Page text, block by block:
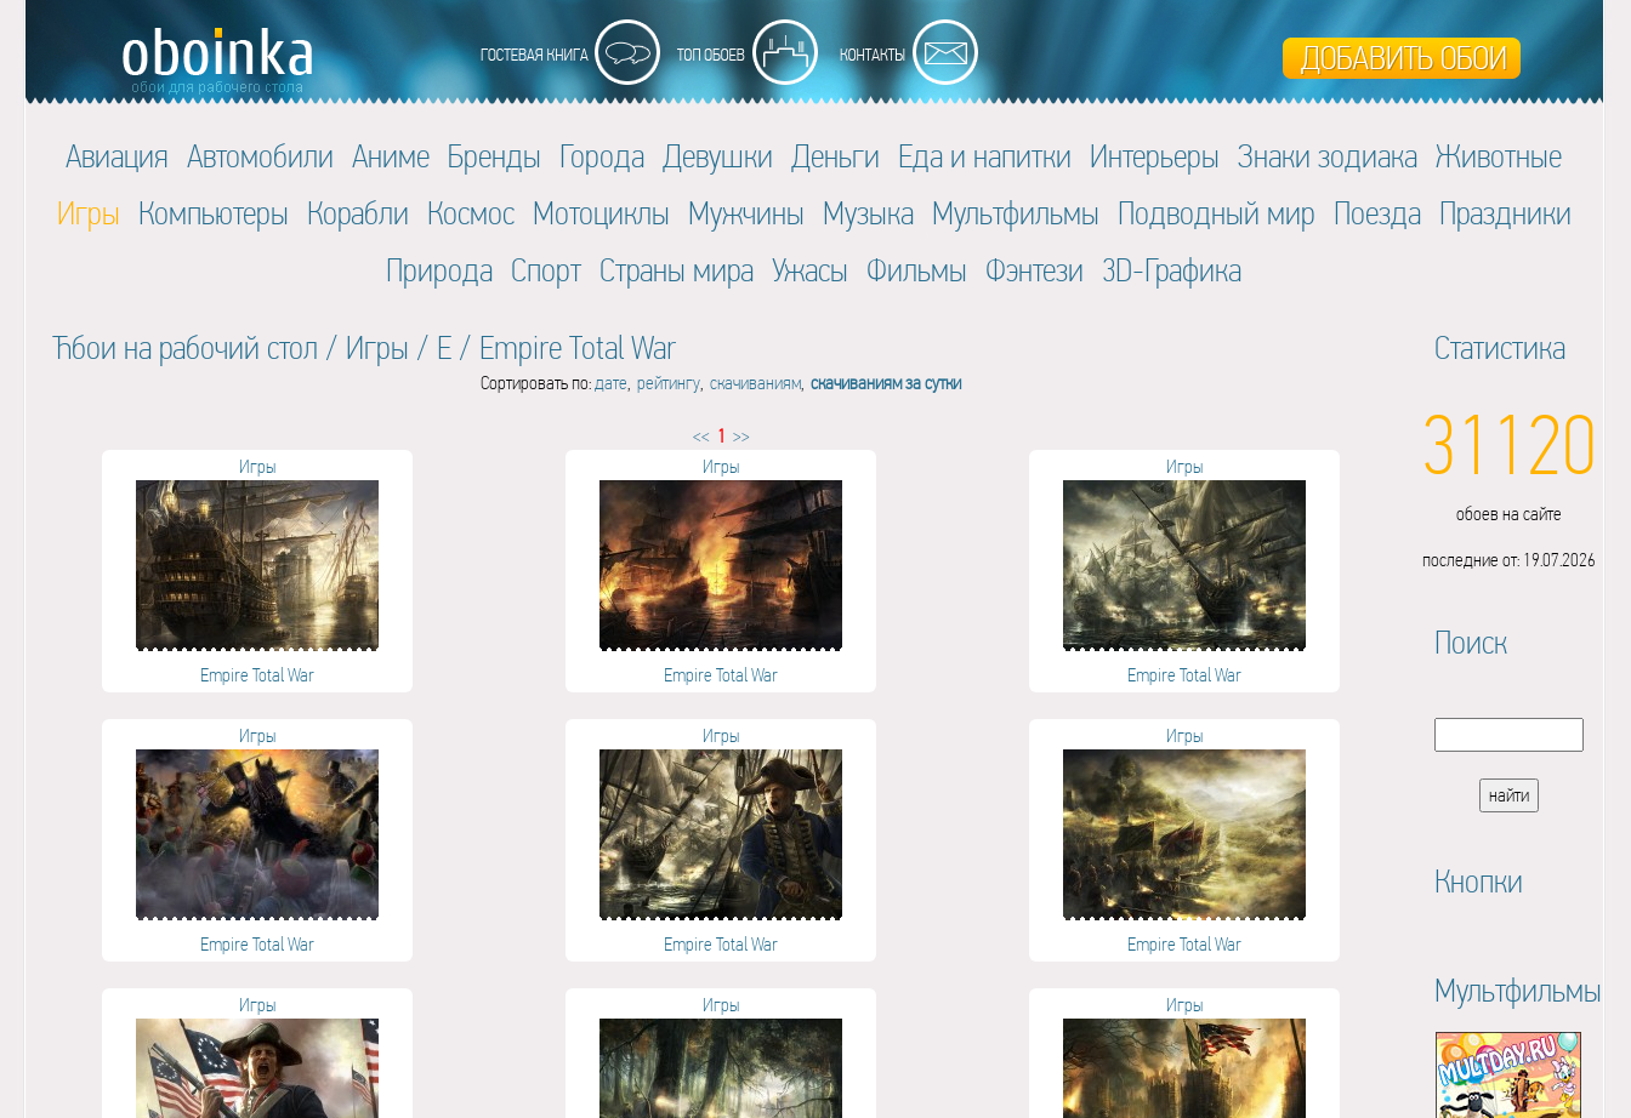
Авиация Автомобили Аниме Бренды Города Девушки Деньги Еда и напитки Интерьеры Знаки зодиака Животные
Игры Компьютеры Корабли Космос Мотоциклы Мужчины Музыка Мультфильмы Подводный мир Поезда Праздники
Природа Спорт Страны мира Ужасы Фильмы Фэнтези 3D-Графика
Ћбои на рабочий стол / Игры / E/ Empire Total War
Сортировать по:дате, рейтингу, скачиваниям, скачиваниям за сутки
<< 1 >>
Игры
Empire Total War
Игры
Empire Total War
Игры
Empire Total War
Игры
Empire Total War
Игры
Empire Total War
Игры
Empire Total War
Игры Игры Игры
Статистика
31120
обоев на сайте
последние от: 19.07.2026
Поиск
Кнопки
Мультфильмы